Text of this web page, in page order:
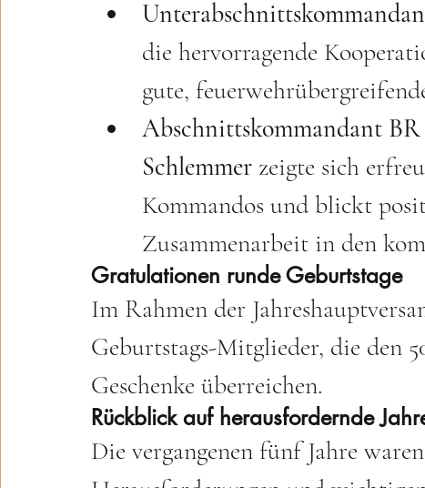
die hervorragende
gute,
Abschnittskommandant
Schlemmer zeigte sich
Kommandos und blickt
Zusammenarbeit in den
Gratulationen runde Geburtstage
Im Rahmen der
Geburtstags-Mitglieder, die den
Geschenke überreichen.
Rückblick auf herausfordernde
Die vergangenen fünf Jahre